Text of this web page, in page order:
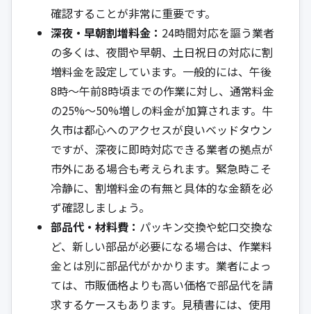
確認することが非常に重要です。
深夜・早朝割増料金： 24時間対応を謳う業者
の多くは、夜間や早朝、土日祝日の対応に割
増料金を設定しています。一般的には、午後
8時～午前8時頃までの作業に対し、通常料金
の25%～50%増しの料金が加算されます。牛
久市は都心へのアクセスが良いベッドタウン
ですが、深夜に即時対応できる業者の拠点が
市外にある場合も考えられます。緊急時こそ
冷静に、割増料金の有無と具体的な金額を必
ず確認しましょう。
部品代・材料費： パッキン交換や蛇口交換な
ど、新しい部品が必要になる場合は、作業料
金とは別に部品代がかかります。業者によっ
ては、市販価格よりも高い価格で部品代を請
求するケースもあります。見積書には、使用